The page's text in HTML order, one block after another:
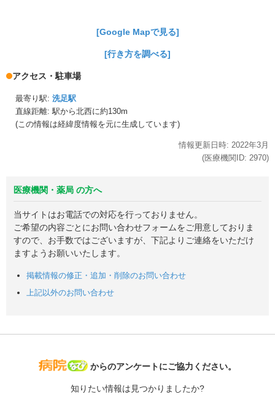
[Google Mapで見る]
[行き方を調べる]
アクセス・駐車場
最寄り駅: 洗足駅
直線距離: 駅から北西に約130m
(この情報は経緯度情報を元に生成しています)
情報更新日時: 2022年3月
(医療機関ID: 2970)
医療機関・薬局 の方へ
当サイトはお電話での対応を行っておりません。
ご希望の内容ごとにお問い合わせフォームをご用意しておりま
すので、お手数ではございますが、下記よりご連絡をいただけ
ますようお願いいたします。
掲載情報の修正・追加・削除のお問い合わせ
上記以外のお問い合わせ
病院なび
からのアンケートにご協力ください。
知りたい情報は見つかりましたか?